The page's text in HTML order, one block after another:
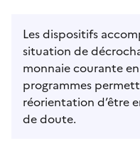
Les dispositifs
situation de
monnaie courante
programmes
réorientation d’être
de doute.